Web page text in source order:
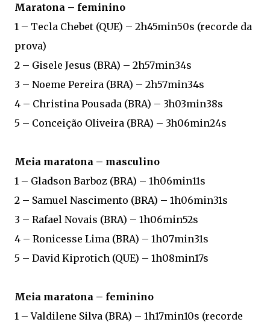
Maratona – feminino
1 – Tecla Chebet (QUE) – 2h45min50s (recorde da
prova)
2 – Gisele Jesus (BRA) – 2h57min34s
3 – Noeme Pereira (BRA) – 2h57min34s
4 – Christina Pousada (BRA) – 3h03min38s
5 – Conceição Oliveira (BRA) – 3h06min24s
Meia maratona – masculino
1 – Gladson Barboz (BRA) – 1h06min11s
2 – Samuel Nascimento (BRA) – 1h06min31s
3 – Rafael Novais (BRA) – 1h06min52s
4 – Ronicesse Lima (BRA) – 1h07min31s
5 – David Kiprotich (QUE) – 1h08min17s
Meia maratona – feminino
1 – Valdilene Silva (BRA) – 1h17min10s (recorde